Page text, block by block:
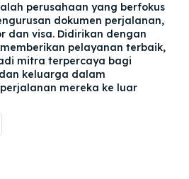
perusahaan yang berfokus
dokumen perjalanan,
dan visa. Didirikan dengan
pelayanan terbaik,
mitra terpercaya bagi
keluarga dalam
mereka ke luar